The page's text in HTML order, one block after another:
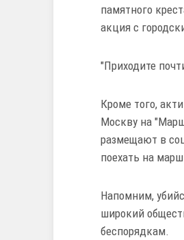
памятного
акция с
"Приходите
Кроме того,
Москву на
размещают в
поехать на
Напомним,
широкий
беспорядкам.